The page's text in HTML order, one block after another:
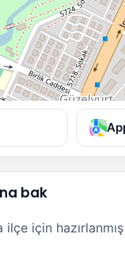
bak
için